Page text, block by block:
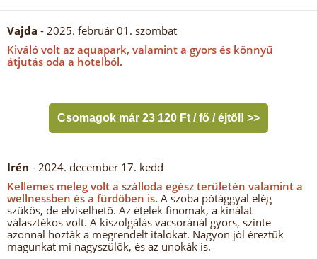
Vajda - 2025. február 01. szombat
Kiváló volt az aquapark, valamint a gyors és könnyű
átjutás oda a hotelból.
Csomagok már 23 120 Ft / fő / éjtől! >>
Irén - 2024. december 17. kedd
Kellemes meleg volt a szálloda egész területén valamint a
wellnessben és a fürdőben is. A szoba pótággyal elég
szűkös, de elviselhető. Az ételek finomak, a kinálat
választékos volt. A kiszolgálás vacsoránál gyors, szinte
azonnal hozták a megrendelt italokat. Nagyon jól éreztük
magunkat mi nagyszülők, és az unokák is.